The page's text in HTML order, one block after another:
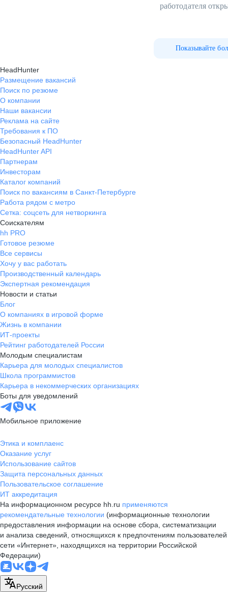
работодателя
Показывайте
HeadHunter
Размещение вакансий
Поиск по резюме
О компании
Наши вакансии
Реклама на сайте
Требования к ПО
Безопасный HeadHunter
HeadHunter API
Партнерам
Инвесторам
Каталог компаний
Поиск по вакансиям в Санкт-Петербурге
Работа рядом с метро
Сетка: соцсеть для нетворкинга
Соискателям
hh PRO
Готовое резюме
Все сервисы
Хочу у вас работать
Производственный календарь
Экспертная рекомендация
Новости и статьи
Блог
О компаниях в игровой форме
Жизнь в компании
ИТ-проекты
Рейтинг работодателей России
Молодым специалистам
Карьера для молодых специалистов
Школа программистов
Карьера в некоммерческих организациях
Боты для уведомлений
Мобильное приложение
Этика и комплаенс
Оказание услуг
Использование сайтов
Защита персональных данных
Пользовательское соглашение
ИТ аккредитация
На информационном ресурсе hh.ru применяются
рекомендательные технологии (информационные технологии
предоставления информации на основе сбора, систематизации
и анализа сведений, относящихся к предпочтениям пользователей
сети «Интернет», находящихся на территории Российской
Федерации)
Русский